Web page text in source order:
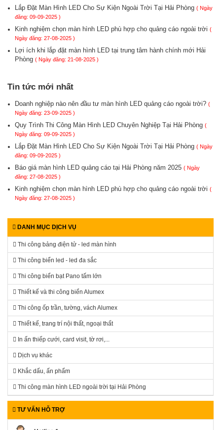
Lắp Đặt Màn Hình LED Cho Sự Kiện Ngoài Trời Tại Hải Phòng ( Ngày
đăng: 09-09-2025 )
Kinh nghiệm chọn màn hình LED phù hợp cho quảng cáo ngoài trời (
Ngày đăng: 27-08-2025 )
Lợi ích khi lắp đặt màn hình LED tại trung tâm hành chính mới Hải
Phòng ( Ngày đăng: 21-08-2025 )
Tin tức mới nhất
Doanh nghiệp nào nên đầu tư màn hình LED quảng cáo ngoài trời? (
Ngày đăng: 23-09-2025 )
Quy Trình Thi Công Màn Hình LED Chuyên Nghiệp Tại Hải Phòng (
Ngày đăng: 09-09-2025 )
Lắp Đặt Màn Hình LED Cho Sự Kiện Ngoài Trời Tại Hải Phòng ( Ngày
đăng: 09-09-2025 )
Báo giá màn hình LED quảng cáo tại Hải Phòng năm 2025 ( Ngày
đăng: 27-08-2025 )
Kinh nghiệm chọn màn hình LED phù hợp cho quảng cáo ngoài trời (
Ngày đăng: 27-08-2025 )
DANH MỤC DỊCH VỤ
Thi công bảng điện tử - led màn hình
Thi công biển led - led đa sắc
Thi công biển bạt Pano tấm lớn
Thiết kế và thi công biển Alumex
Thi công ốp trần, tường, vách Alumex
Thiết kế, trang trí nội thất, ngoại thất
In ấn thiếp cưới, card visit, tờ rơi,...
Dịch vụ khác
Khắc dấu, ấn phẩm
Thi công màn hình LED ngoài trời tại Hải Phòng
TƯ VẤN HỖ TRỢ